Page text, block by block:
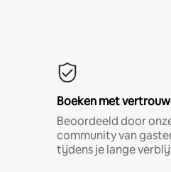
Boeken met
Beoordeeld door
community van
tijdens je lange